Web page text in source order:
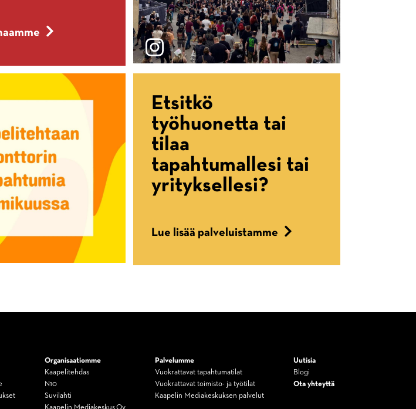
Etsitkö
työhuonetta tai
tilaa
tapahtumallesi tai
yrityksellesi?
Lue lisää palveluistamme
Organisaatiomme
Kaapelitehdas
N10
Suvilahti
Palvelumme
Vuokrattavat tapahtumatilat
Vuokrattavat toimisto- ja työtilat
Kaapelin Mediakeskuksen palvelut
Uutisia
Blogi
Ota yhteyttä